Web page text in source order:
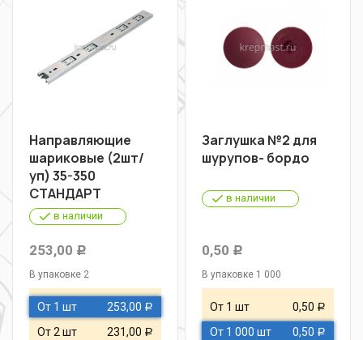
Направляющие
шариковые (2шт/
уп) 35-350
СТАНДАРТ
в наличии
253,00 Р
В упаковке 2
От 1 шт 253,00 Р
От 2 шт 231,00 Р
Заглушка №2 для
шурупов- бордо
в наличии
0,50 Р
В упаковке 1 000
От 1 шт 0,50 Р
От 1 000 шт 0,50 Р